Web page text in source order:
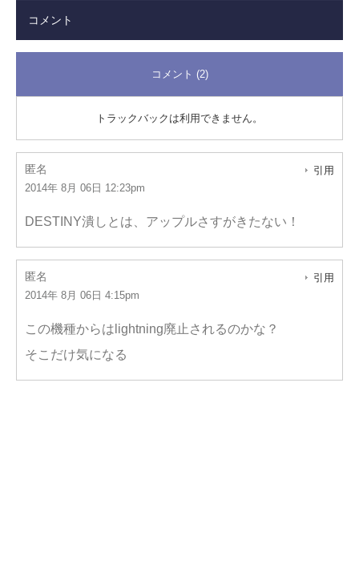
コメント
コメント (2)
トラックバックは利用できません。
匿名
2014年 8月 06日 12:23pm
引用
DESTINY潰しとは、アップルさすがきたない！
匿名
2014年 8月 06日 4:15pm
引用
この機種からはlightning廃止されるのかな？
そこだけ気になる